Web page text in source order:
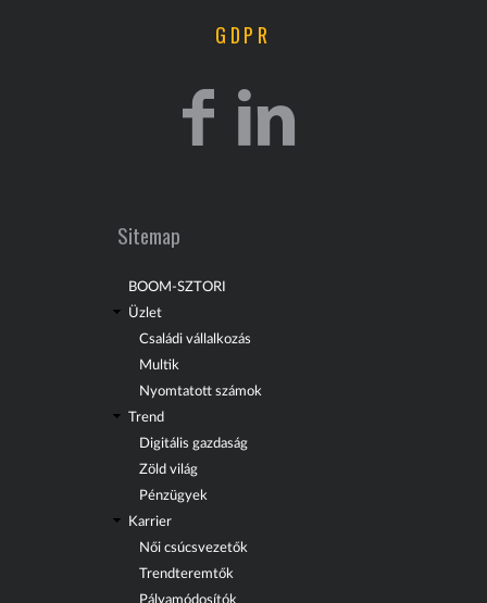
GDPR
Sitemap
BOOM-SZTORI
Üzlet
Családi vállalkozás
Multik
Nyomtatott számok
Trend
Digitális gazdaság
Zöld világ
Pénzügyek
Karrier
Női csúcsvezetők
Trendteremtők
Pályamódosítók